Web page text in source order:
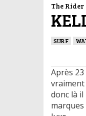
The Rider
SURF
Après
vraiment
donc là